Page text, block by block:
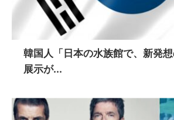
韓国人「日本の水族館で、新発
展示が...